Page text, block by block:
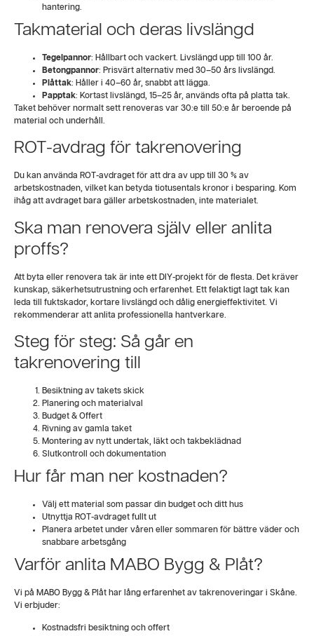
hantering.
Takmaterial och deras livslängd
Tegelpannor: Hållbart och vackert. Livslängd upp till 100 år.
Betongpannor: Prisvärt alternativ med 30–50 års livslängd.
Plåttak: Håller i 40–60 år, snabbt att lägga.
Papptak: Kortast livslängd, 15–25 år, används ofta på platta tak.
Taket behöver normalt sett renoveras var 30:e till 50:e år beroende på
material och underhåll.
ROT-avdrag för takrenovering
Du kan använda ROT-avdraget för att dra av upp till 30 % av
arbetskostnaden, vilket kan betyda tiotusentals kronor i besparing. Kom
ihåg att avdraget bara gäller arbetskostnaden, inte materialet.
Ska man renovera själv eller anlita
proffs?
Att byta eller renovera tak är inte ett DIY-projekt för de flesta. Det kräver
kunskap, säkerhetsutrustning och erfarenhet. Ett felaktigt lagt tak kan
leda till fuktskador, kortare livslängd och dålig energieffektivitet. Vi
rekommenderar att anlita professionella hantverkare.
Steg för steg: Så går en
takrenovering till
Besiktning av takets skick
Planering och materialval
Budget & Offert
Rivning av gamla taket
Montering av nytt undertak, läkt och takbeklädnad
Slutkontroll och dokumentation
Hur får man ner kostnaden?
Välj ett material som passar din budget och ditt hus
Utnyttja ROT-avdraget fullt ut
Planera arbetet under våren eller sommaren för bättre väder och
snabbare arbetsgång
Varför anlita MABO Bygg & Plåt?
Vi på MABO Bygg & Plåt har lång erfarenhet av takrenoveringar i Skåne.
Vi erbjuder:
Kostnadsfri besiktning och offert